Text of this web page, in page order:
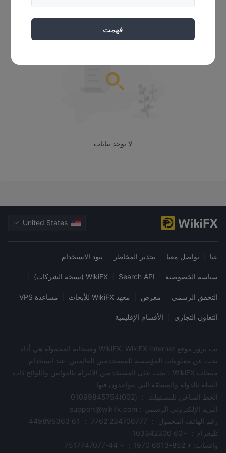
لا توجد بيانات
فهمت
United States
عنا تواصل معنا تحذير المخاطر بنود الاستخدام
سياسة الخصوصية Search API WikiFX (نسخة الشركات)
التحقق الرسمي معرض معهد WikiFX للأبحاث مساعدة VPS
التعاون التجاري الأقسام الإقليمية
نت تزور موقع WikiFX. WikiFX Internet ومنتجاته المحمولة هي أداة
بحث عن معلومات المؤسسة للمستخدمين العالميين. عند استخدام
منتجات WikiFX ، يجب على المستخدمين الالتزام بالقوانين واللوائح ذات
الصلة بالدولة والمنطقة التي يتواجدون فيها.
الخط الساخن للمستهلك ： (002)01099845754
البريد الإلكتروني الرسمي：support@wikifx.com
رقم الهاتف المحمول ： 234706777 7762 ； 61 449895363
تليجرام： +60 103342306
واتساب: + 852-6613 1970； + 44-7517747077